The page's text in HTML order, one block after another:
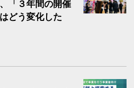
「３年間の開催
どう変化した